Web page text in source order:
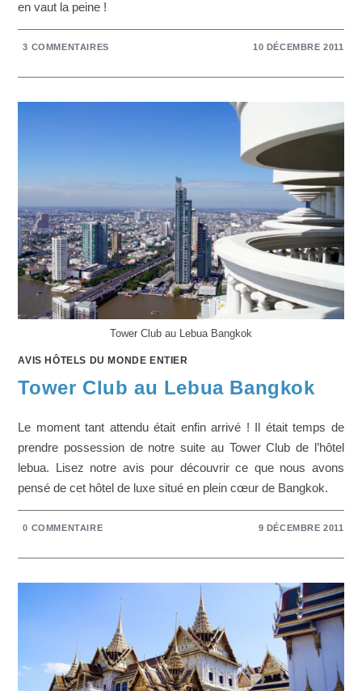
en vaut la peine !
3 COMMENTAIRES 10 DÉCEMBRE 2011
Tower Club au Lebua Bangkok
AVIS HÔTELS DU MONDE ENTIER
Tower Club au Lebua Bangkok
Le moment tant attendu était enfin arrivé ! Il était temps de
prendre possession de notre suite au Tower Club de l’hôtel
lebua. Lisez notre avis pour découvrir ce que nous avons
pensé de cet hôtel de luxe situé en plein cœur de Bangkok.
0 COMMENTAIRE 9 DÉCEMBRE 2011